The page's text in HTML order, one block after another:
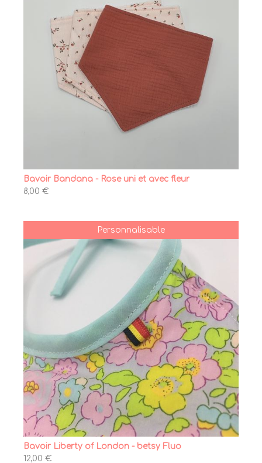
Bavoir Bandana - Rose uni et avec fleur
8,00 €
Personnalisable
Bavoir Liberty of London - betsy Fluo
12,00 €